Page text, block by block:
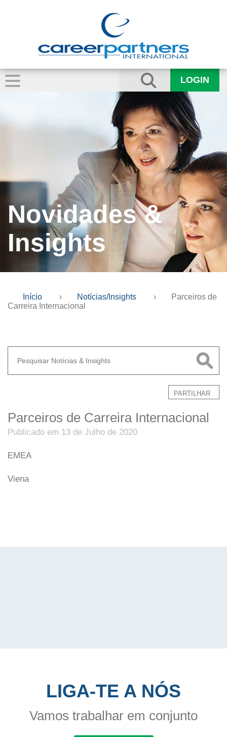
LOGIN
Novidades &
Insights
Início › Notícias/Insights ›
Parceiros de
Carreira Internacional
PARTILHAR
Parceiros de Carreira Internacional
Publicado em 13 de Julho de 2020
EMEA
Viena
LIGA-TE A NÓS
Vamos trabalhar em conjunto